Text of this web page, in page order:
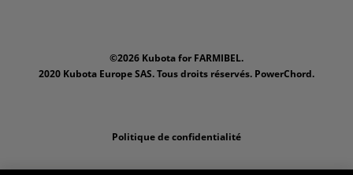
©2026 Kubota for FARMIBEL.
2020 Kubota Europe SAS. Tous droits réservés. PowerChord.
Politique de confidentialité